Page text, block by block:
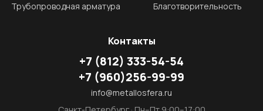
Трубопроводная арматура
Благотворительность
Контакты
+7 (812) 333-54-54
+7 (960)256-99-99
info@metallosfera.ru